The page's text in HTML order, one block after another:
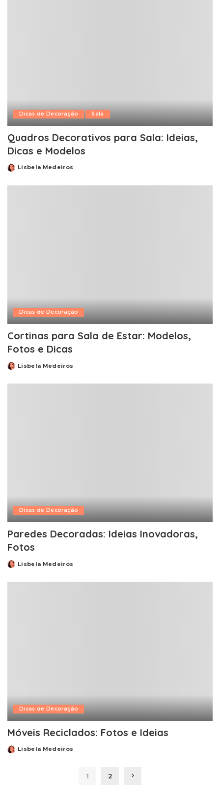
Dicas de Decoração Sala
Quadros Decorativos para Sala: Ideias,
Dicas e Modelos
PostedLisbela Medeiros
Dicas de Decoração
Cortinas para Sala de Estar: Modelos,
Fotos e Dicas
PostedLisbela Medeiros
Dicas de Decoração
Paredes Decoradas: Ideias Inovadoras,
Fotos
PostedLisbela Medeiros
Dicas de Decoração
Móveis Reciclados: Fotos e Ideias
PostedLisbela Medeiros
1 2